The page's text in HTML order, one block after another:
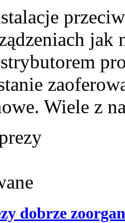
jak
Wiele z
dobrze